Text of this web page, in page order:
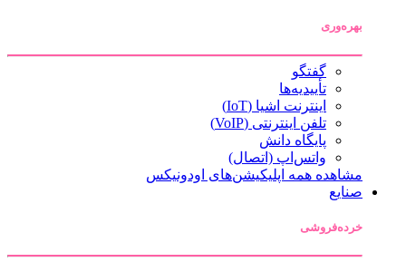
بهره‌وری
گفتگو
تأییدیه‌ها
اینترنت اشیا (IoT)
تلفن اینترنتی (VoIP)
پایگاه دانش
واتس‌اپ (اتصال)
مشاهده همه اپلیکیشن‌های اودونیکس
صنایع
خرده‌فروشی